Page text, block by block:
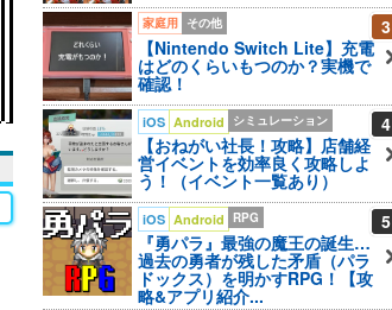
3
家庭用 その他
【Nintendo Switch Lite】充電
はどのくらいもつのか？実機で
確認！
4
iOS Android シミュレーション
【おねがい社長！攻略】店舗経
営イベントを効率良く攻略しよ
う！（イベント一覧あり）
5
iOS Android RPG
『勇パラ』最強の魔王の誕生…
過去の勇者が残した矛盾（パラ
ドックス）を明かすRPG！【攻
略&アプリ紹介...